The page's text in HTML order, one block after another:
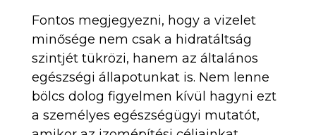
Fontos megjegyezni, hogy a vizelet
minősége nem csak a hidratáltság
szintjét tükrözi, hanem az általános
egészségi állapotunkat is. Nem lenne
bölcs dolog figyelmen kívül hagyni ezt
a személyes egészségügyi mutatót,